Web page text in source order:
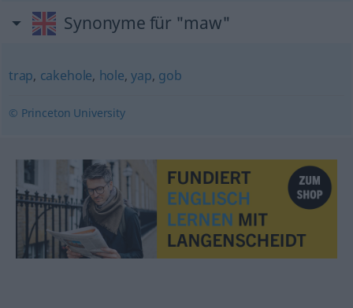
Synonyme für "maw"
trap, cakehole, hole,yap, gob
© Princeton University